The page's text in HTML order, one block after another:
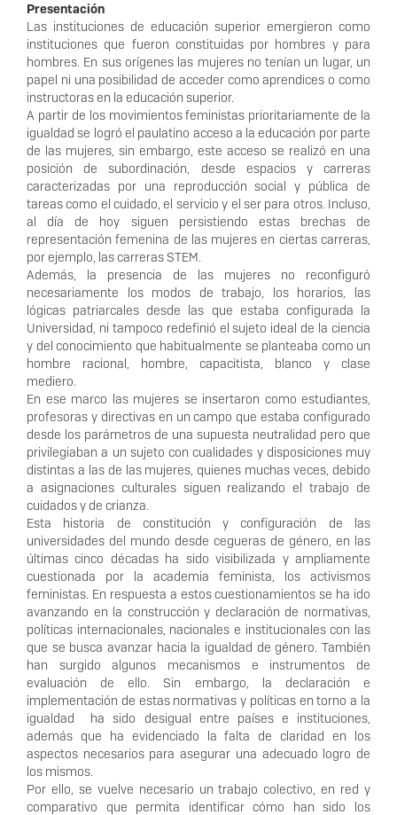
Presentación
Las instituciones de educación superior emergieron como
instituciones que fueron constituidas por hombres y para
hombres. En sus orígenes las mujeres no tenían un lugar, un
papel ni una posibilidad de acceder como aprendices o como
instructoras en la educación superior.
A partir de los movimientos feministas prioritariamente de la
igualdad se logró el paulatino acceso a la educación por parte
de las mujeres, sin embargo, este acceso se realizó en una
posición de subordinación, desde espacios y carreras
caracterizadas por una reproducción social y pública de
tareas como el cuidado, el servicio y el ser para otros. Incluso,
al día de hoy siguen persistiendo estas brechas de
representación femenina de las mujeres en ciertas carreras,
por ejemplo, las carreras STEM.
Además, la presencia de las mujeres no reconfiguró
necesariamente los modos de trabajo, los horarios, las
lógicas patriarcales desde las que estaba configurada la
Universidad, ni tampoco redefinió el sujeto ideal de la ciencia
y del conocimiento que habitualmente se planteaba como un
hombre racional, hombre, capacitista, blanco y clase
mediero.
En ese marco las mujeres se insertaron como estudiantes,
profesoras y directivas en un campo que estaba configurado
desde los parámetros de una supuesta neutralidad pero que
privilegiaban a un sujeto con cualidades y disposiciones muy
distintas a las de las mujeres, quienes muchas veces, debido
a asignaciones culturales siguen realizando el trabajo de
cuidados y de crianza.
Esta historia de constitución y configuración de las
universidades del mundo desde cegueras de género, en las
últimas cinco décadas ha sido visibilizada y ampliamente
cuestionada por la academia feminista, los activismos
feministas. En respuesta a estos cuestionamientos se ha ido
avanzando en la construcción y declaración de normativas,
políticas internacionales, nacionales e institucionales con las
que se busca avanzar hacia la igualdad de género. También
han surgido algunos mecanismos e instrumentos de
evaluación de ello. Sin embargo, la declaración e
implementación de estas normativas y políticas en torno a la
igualdad ha sido desigual entre países e instituciones,
además que ha evidenciado la falta de claridad en los
aspectos necesarios para asegurar una adecuado logro de
los mismos.
Por ello, se vuelve necesario un trabajo colectivo, en red y
comparativo que permita identificar cómo han sido los